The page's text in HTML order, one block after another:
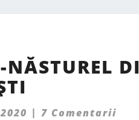
NĂSTUREL
|Comments
7 Comentarii